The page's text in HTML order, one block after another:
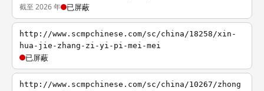
截至 2026 年 已屏蔽
http://www.scmpchinese.com/sc/china/18258/xin-
hua-jie-zhang-zi-yi-pi-mei-mei
已屏蔽
http://www.scmpchinese.com/sc/china/10267/zhong